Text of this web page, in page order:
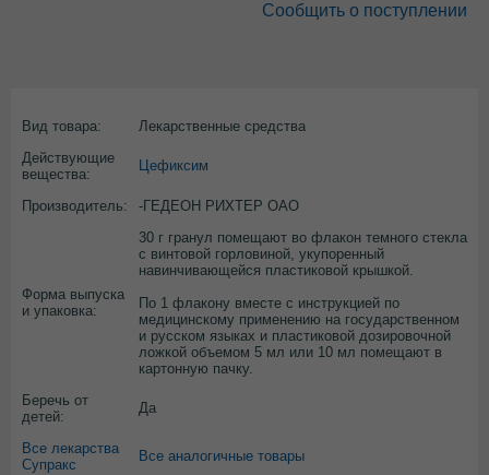
Сообщить о поступлении
Вид товара:
Лекарственные средства
Действующие
вещества:
Цефиксим
Производитель: -ГЕДЕОН РИХТЕР ОАО
Форма выпуска
и упаковка:
30 г гранул помещают во флакон темного стекла
с винтовой горловиной, укупоренный
навинчивающейся пластиковой крышкой.
По 1 флакону вместе с инструкцией по
медицинскому применению на государственном
и русском языках и пластиковой дозировочной
ложкой объемом 5 мл или 10 мл помещают в
картонную пачку.
Беречь от
детей:
Да
Все лекарства
Супракс
Все аналогичные товары